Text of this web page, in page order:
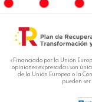
«Financiado por la Unión
opiniones expresadas son
de la Unión Europea o la
pueden